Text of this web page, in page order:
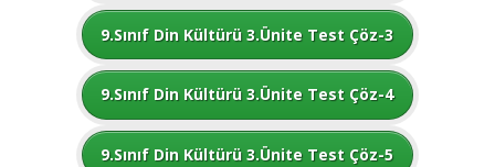
9.Sınıf Din Kültürü 3.Ünite Test Çöz-3
9.Sınıf Din Kültürü 3.Ünite Test Çöz-4
9.Sınıf Din Kültürü 3.Ünite Test Çöz-5